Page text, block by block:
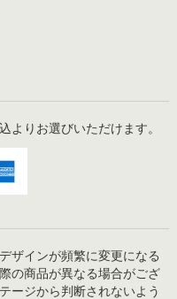
よりお選びいただけます。
ザインが頻繁に変更になる
の商品が異なる場合がござ
ージから判断されないよう